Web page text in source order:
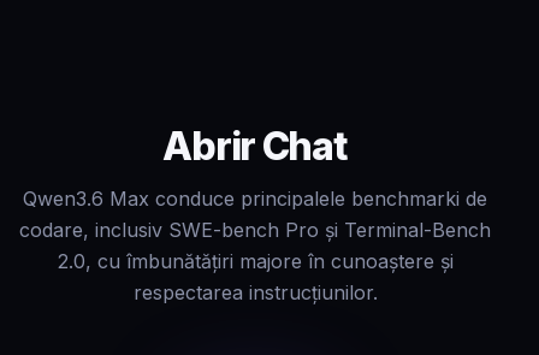
Abrir Chat
Qwen3.6 Max conduce principalele benchmarki de
codare, inclusiv SWE-bench Pro și Terminal-Bench
2.0, cu îmbunătățiri majore în cunoaștere și
respectarea instrucțiunilor.